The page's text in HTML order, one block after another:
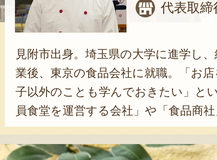
代表取締
見附市出身。埼玉県の大学に進学し
業後、東京の食品会社に就職。「お
子以外のことも学んでおきたい」と
員食堂を運営する会社」や「食品商
間働いた。結婚を機に地元へ戻り、
に入社。先代からお菓子作りを学び